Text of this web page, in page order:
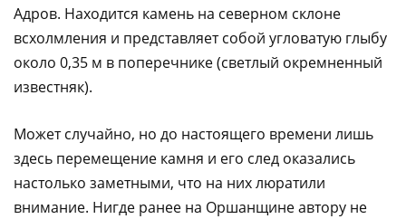
Адров. Находится камень на северном склоне
всхолмления и представляет собой угловатую глыбу
около 0,35 м в поперечнике (светлый окремненный
известняк).
Может случайно, но до настоящего времени лишь
здесь перемещение камня и его след оказались
настолько заметными, что на них люратили
внимание. Нигде ранее на Оршанщине автору не